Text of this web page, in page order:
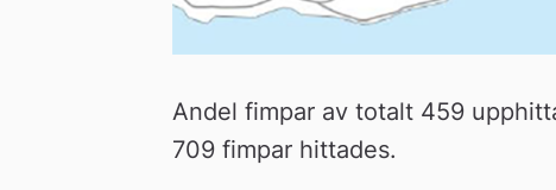
Andel fimpar av totalt 459
709 fimpar hittades.